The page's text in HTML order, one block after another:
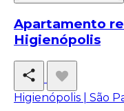
Apartamento
Higienópolis
Higienópolis | São